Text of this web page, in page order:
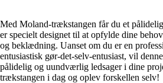
Med Moland-trækstangen får du et
er specielt designet til at opfylde dine
og beklædning. Uanset om du er en
entusiastisk gør-det-selv-entusiast, vil
pålidelig og uundværlig ledsager i dine
trækstangen i dag og oplev forskellen selv!